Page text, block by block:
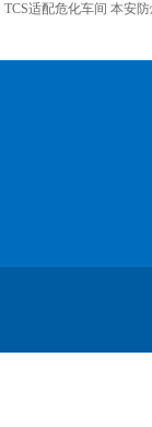
TCS适配危化车间 本安